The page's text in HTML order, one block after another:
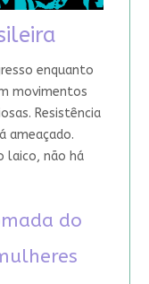
enquanto
movimentos
Resistência
ameaçado.
laico, não há
do